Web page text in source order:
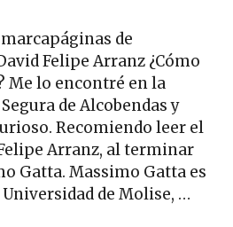
de
Felipe Arranz ¿Cómo
Me lo encontré en la
de Alcobendas y
Recomiendo leer el
Arranz, al terminar
Gatta. Massimo Gatta es
de Molise, …